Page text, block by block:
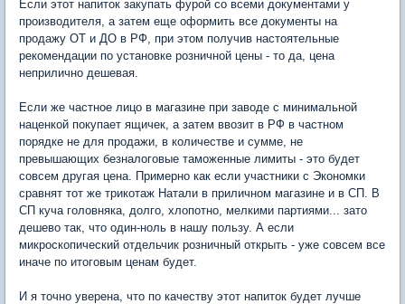
Если этот напиток закупать фурой со всеми документами у
производителя, а затем еще оформить все документы на
продажу ОТ и ДО в РФ, при этом получив настоятельные
рекомендации по установке розничной цены - то да, цена
неприлично дешевая.
Если же частное лицо в магазине при заводе с минимальной
наценкой покупает ящичек, а затем ввозит в РФ в частном
порядке не для продажи, в количестве и сумме, не
превышающих безналоговые таможенные лимиты - это будет
совсем другая цена. Примерно как если участники с Экономки
сравнят тот же трикотаж Натали в приличном магазине и в СП. В
СП куча головняка, долго, хлопотно, мелкими партиями... зато
дешево так, что один-ноль в нашу пользу. А если
микроскопический отдельчик розничный открыть - уже совсем все
иначе по итоговым ценам будет.
И я точно уверена, что по качеству этот напиток будет лучше